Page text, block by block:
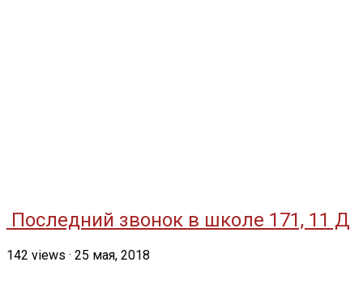
Последний звонок в школе 171, 11 Д
142 views · 25 мая, 2018